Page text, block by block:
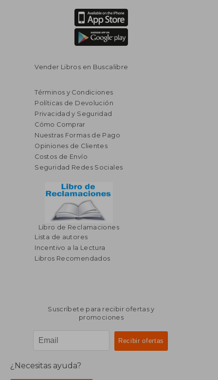
Vender Libros en Buscalibre
Términos y Condiciones
Políticas de Devolución
Privacidad y Seguridad
Cómo Comprar
Nuestras Formas de Pago
Opiniones de Clientes
Costos de Envío
Seguridad Redes Sociales
Libro de Reclamaciones
Lista de autores
Incentivo a la Lectura
Libros Recomendados
Suscríbete para recibir ofertas y
promociones
¿Necesitas ayuda?